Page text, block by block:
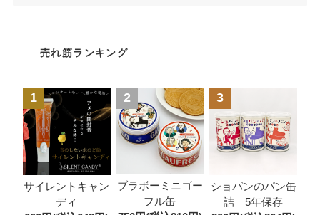
売れ筋ランキング
1
サイレントキャン
ディ
2
ブラボーミニゴー
フル缶
3
ショパンのパン缶
詰 5年保存